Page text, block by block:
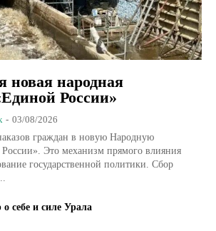
новая народная
России»
- 03/08/2026
граждан в новую Народную
Это механизм прямого влияния
государственной политики. Сбор
себе и силе Урала